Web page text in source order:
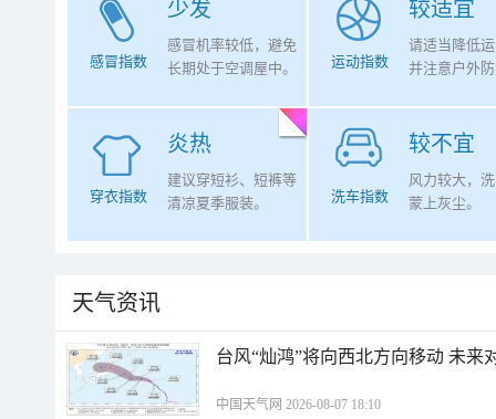
少发
感冒指数
感冒机率较低，避免
长期处于空调屋中。
较适宜
运动指数
请适当降低
并注意户外
炎热
穿衣指数
建议穿短衫、短裤等
清凉夏季服装。
较不宜
洗车指数
风力较大，
蒙上灰尘。
天气资讯
台风“灿鸿”将向西北方向移动 未来
中国天气网 2026-08-07 18:10